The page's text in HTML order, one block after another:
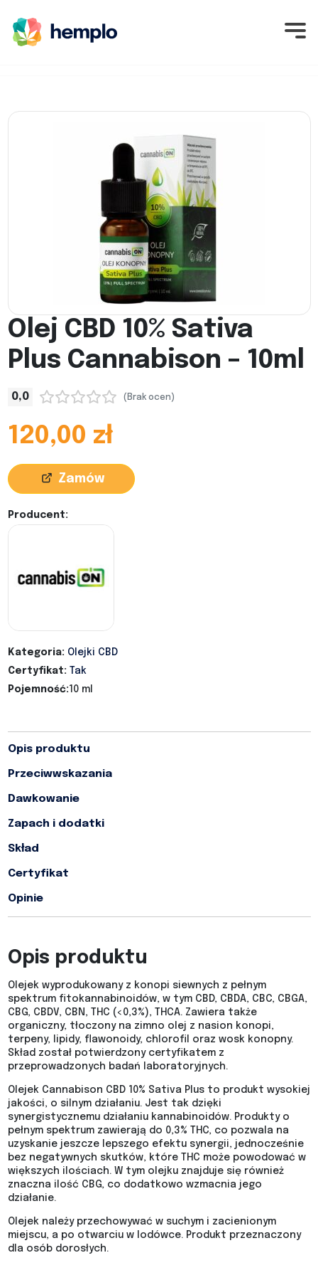
Olej CBD 10% Sativa
Plus Cannabison – 10ml
0,0 (Brak ocen)
120,00 zł
Zamów
Producent:
Kategoria: Olejki CBD
Certyfikat:
Tak
Pojemność:10 ml
Opis produktu
Przeciwwskazania
Dawkowanie
Zapach i dodatki
Skład
Certyfikat
Opinie
Opis produktu
Olejek wyprodukowany z konopi siewnych z pełnym
spektrum fitokannabinoidów, w tym CBD, CBDA, CBC, CBGA,
CBG, CBDV, CBN, THC (<0,3%), THCA. Zawiera także
organiczny, tłoczony na zimno olej z nasion konopi,
terpeny, lipidy, flawonoidy, chlorofil oraz wosk konopny.
Skład został potwierdzony certyfikatem z
przeprowadzonych badań laboratoryjnych.
Olejek Cannabison CBD 10% Sativa Plus to produkt wysokiej
jakości, o silnym działaniu. Jest tak dzięki
synergistycznemu działaniu kannabinoidów. Produkty o
pełnym spektrum zawierają do 0,3% THC, co pozwala na
uzyskanie jeszcze lepszego efektu synergii, jednocześnie
bez negatywnych skutków, które THC może powodować w
większych ilościach. W tym olejku znajduje się również
znaczna ilość CBG, co dodatkowo wzmacnia jego
działanie.
Olejek należy przechowywać w suchym i zacienionym
miejscu, a po otwarciu w lodówce. Produkt przeznaczony
dla osób dorosłych.